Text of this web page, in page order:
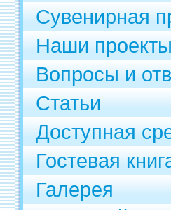
Сувенирная
Наши
Вопросы и
Статьи
Доступная
Гостевая
Галерея